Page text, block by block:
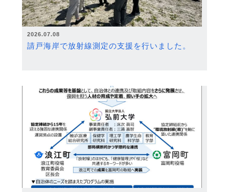
2026.07.08
請戸海岸で放射線測定の支援を行いました。